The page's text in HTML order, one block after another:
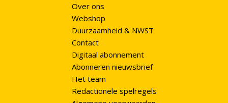
Over ons
Webshop
Duurzaamheid & NWST
Contact
Digitaal abonnement
Abonneren nieuwsbrief
Het team
Redactionele spelregels